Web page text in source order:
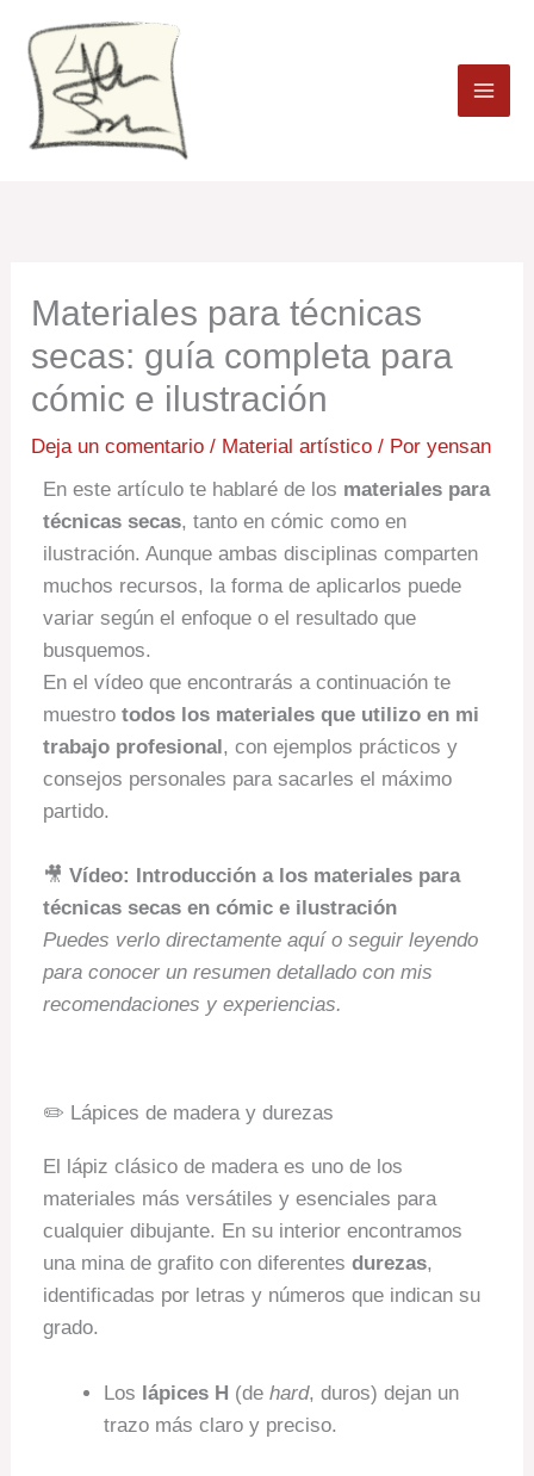
contenido
Materiales para técnicas
secas: guía completa para
cómic e ilustración
Deja un comentario / Material artístico / Poryensan
En este artículo te hablaré de los materiales para
técnicas secas, tanto en cómic como en
ilustración. Aunque ambas disciplinas comparten
muchos recursos, la forma de aplicarlos puede
variar según el enfoque o el resultado que
busquemos.
En el vídeo que encontrarás a continuación te
muestrotodos los materiales que utilizo en mi
trabajo profesional, con ejemplos prácticos y
consejos personales para sacarles el máximo
partido.
🎥Vídeo: Introducción a los materiales para
técnicas secas en cómic e ilustración
Puedes verlo directamente aquí o seguir leyendo
para conocer un resumen detallado con mis
recomendaciones y experiencias.
✏️ Lápices de madera y durezas
El lápiz clásico de madera es uno de los
materiales más versátiles y esenciales para
cualquier dibujante. En su interior encontramos
una mina de grafito con diferentesdurezas,
identificadas por letras y números que indican su
grado.
Los lápices H (dehard, duros) dejan un
trazo más claro y preciso.